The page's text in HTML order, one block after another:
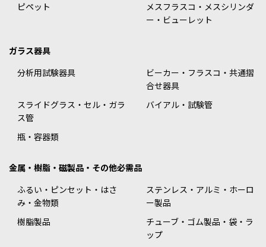
ピペット
メスフラスコ・メスシリンダ
ー・ビューレット
ガラス器具
分析用試験器具
ビーカー・フラスコ・共通摺
合せ器具
スライドグラス・セル・ガラ
ス管
バイアル・試験管
瓶・容器類
金属・樹脂・磁製品・その他必需品
ふるい・ピンセット・はさ
み・金物類
ステンレス・アルミ・ホーロ
ー製品
樹脂製品
チューブ・ゴム製品・袋・ラ
ップ